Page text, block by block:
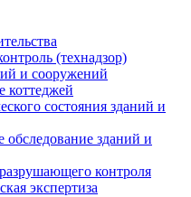
(технадзор)
и сооружений
коттеджей
состояния зданий и
обследование зданий и
контроля
экспертиза